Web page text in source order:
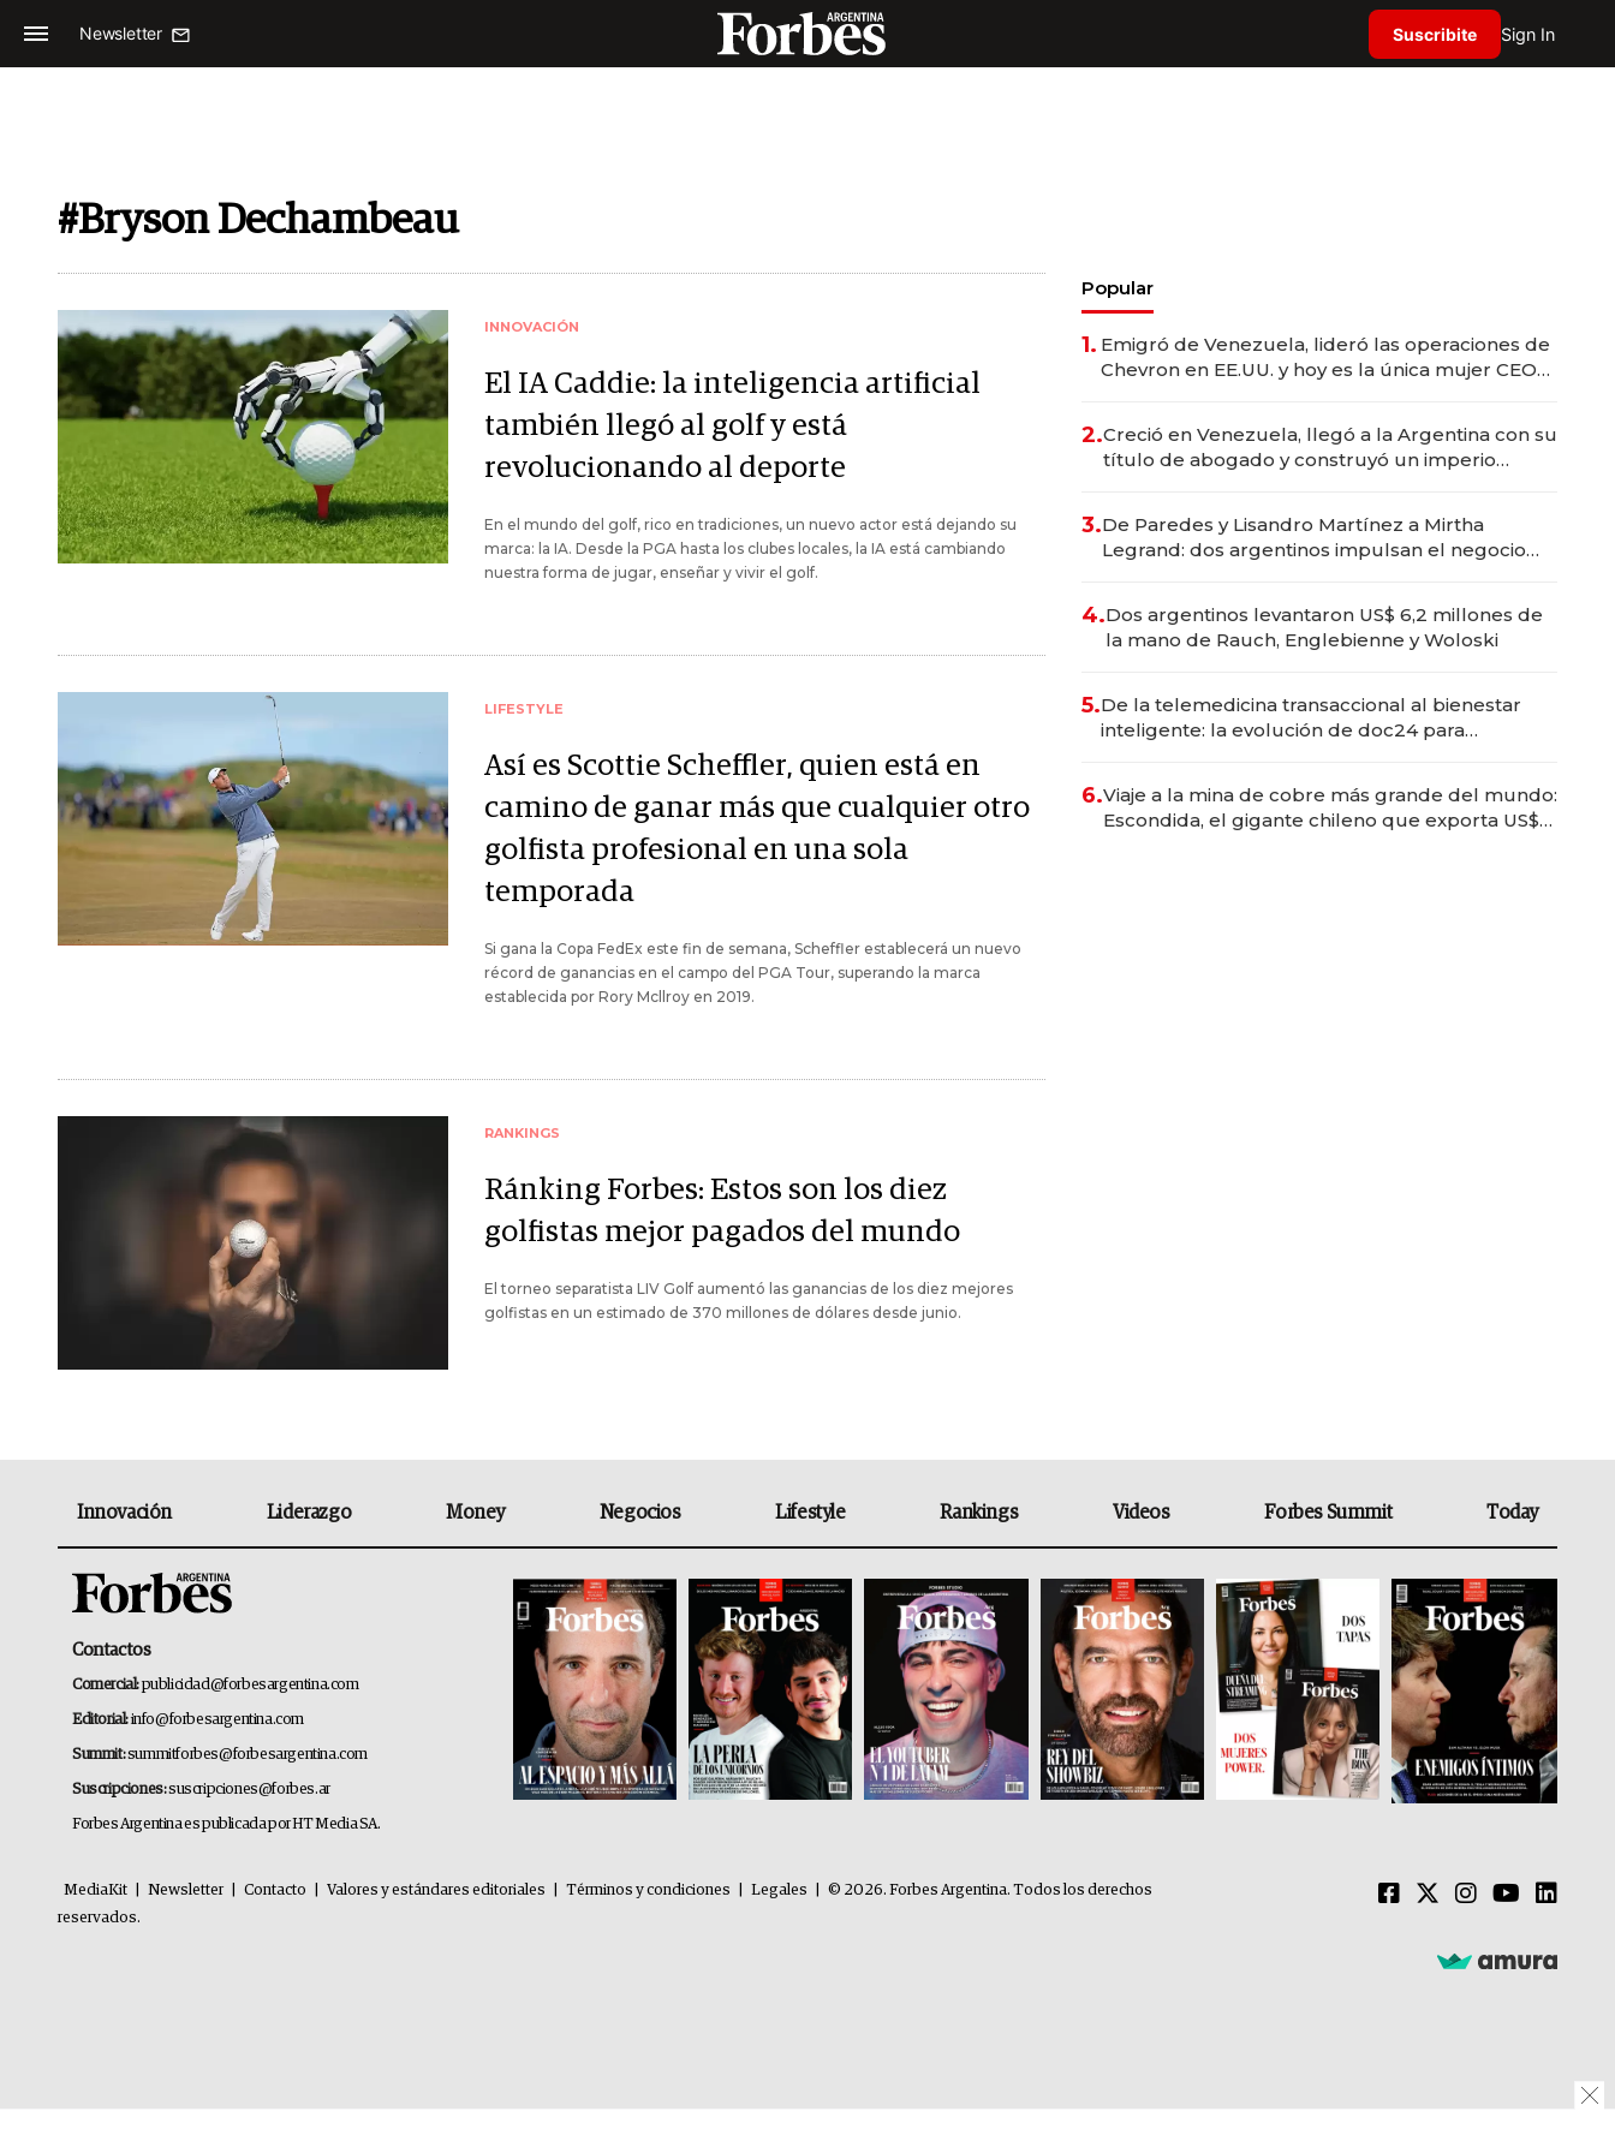
Newsletter Suscribite Sign In
#Bryson Dechambeau
INNOVACIÓN
El IA Caddie: la inteligencia artificial
también llegó al golf y está
revolucionando al deporte
En el mundo del golf, rico en tradiciones, un nuevo actor está dejando su
marca: la IA. Desde la PGA hasta los clubes locales, la IA está cambiando
nuestra forma de jugar, enseñar y vivir el golf.
LIFESTYLE
Así es Scottie Scheffler, quien está en
camino de ganar más que cualquier otro
golfista profesional en una sola
temporada
Si gana la Copa FedEx este fin de semana, Scheffler establecerá un nuevo
récord de ganancias en el campo del PGA Tour, superando la marca
establecida por Rory Mcllroy en 2019.
RANKINGS
Ránking Forbes: Estos son los diez
golfistas mejor pagados del mundo
El torneo separatista LIV Golf aumentó las ganancias de los diez mejores
golfistas en un estimado de 370 millones de dólares desde junio.
Popular
1. Emigró de Venezuela, lideró las operaciones de
Chevron en EE.UU. y hoy es la única mujer CEO
2.Creció en Venezuela, llegó a la Argentina con su
título de abogado y construyó un imperio
3.De Paredes y Lisandro Martínez a Mirtha
Legrand: dos argentinos impulsan el negocio
4.Dos argentinos levantaron US$ 6,2 millones de
la mano de Rauch, Englebienne y Woloski
5.De la telemedicina transaccional al bienestar
inteligente: la evolución de doc24 para
6.Viaje a la mina de cobre más grande del mundo:
Escondida, el gigante chileno que exporta US$
Innovación Liderazgo Money Negocios Lifestyle Rankings Videos Forbes Summit Today
Contactos
Comercial:publicidad@forbesargentina.com
Editorial:info@forbesargentina.com
Summit:summitforbes@forbesargentina.com
Suscripciones:suscripciones@forbes.ar
Forbes Argentina es publicada por HT Media SA.
MediaKit Newsletter Contacto Valores y estándares editoriales Términos y condiciones Legales
© 2026. Forbes Argentina. Todos los derechos
reservados.